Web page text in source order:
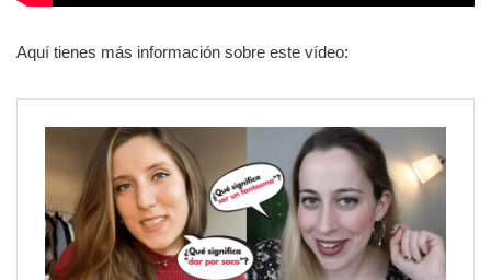
Aquí tienes más información sobre este vídeo: